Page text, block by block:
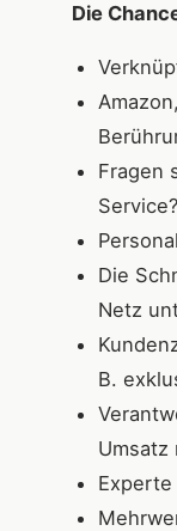
Die
Fragen
Service?
Die
Netz
B.
Umsatz